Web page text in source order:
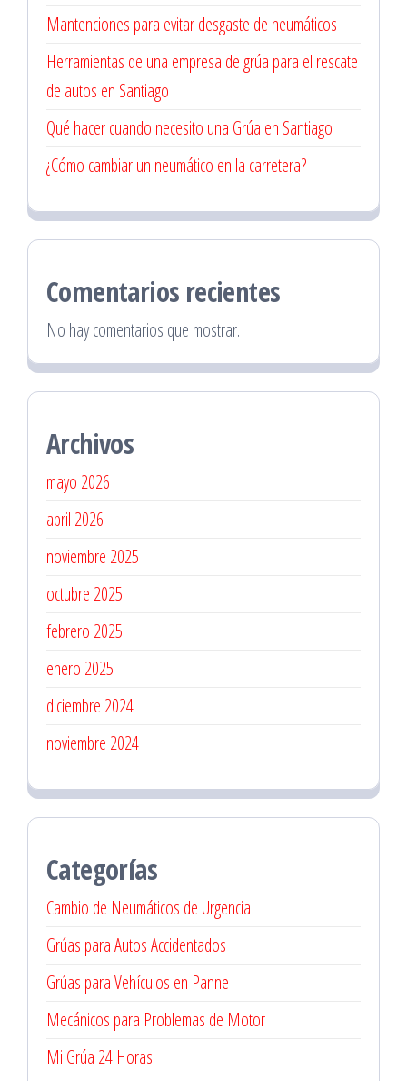
Mantenciones para evitar desgaste de neumáticos
Herramientas de una empresa de grúa para el rescate
de autos en Santiago
Qué hacer cuando necesito una Grúa en Santiago
¿Cómo cambiar un neumático en la carretera?
Comentarios recientes
No hay comentarios que mostrar.
Archivos
mayo 2026
abril 2026
noviembre 2025
octubre 2025
febrero 2025
enero 2025
diciembre 2024
noviembre 2024
Categorías
Cambio de Neumáticos de Urgencia
Grúas para Autos Accidentados
Grúas para Vehículos en Panne
Mecánicos para Problemas de Motor
Mi Grúa 24 Horas